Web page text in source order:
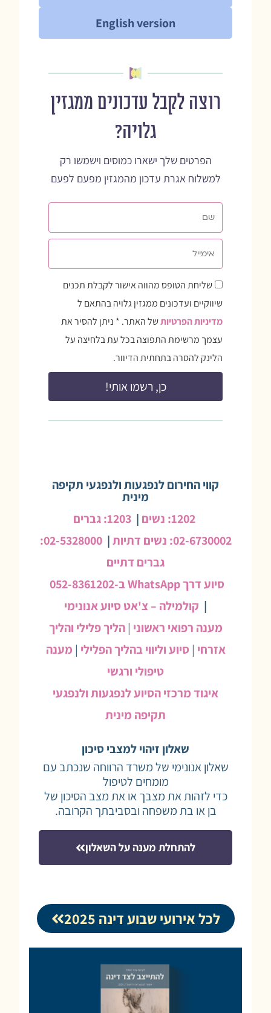
English version
רוצה לקבל עדכונים ממגזין
גלויה?
הפרטים שלך ישארו כמוסים וישמשו רק
למשלוח אגרת עדכון מהמגזין מפעם לפעם
שדהשליחת הטופס מהווה אישור לקבלת תכנים
שיווקיים ועדכונים ממגזין גלויה בהתאם ל
מדיניות הפרטיותשל האתר. * ניתן להסיר את
עצמך מרשימת התפוצה בכל עת בלחיצה על
הלינק להסרה בתחתית הדיוור.
כן, רשמו אותי!
קווי החירום לנפגעות ולנפגעי תקיפה
מינית
|
02-6730002: נשים דתיות
|
02-5328000:
גברים דתיים
סיוע דרך WhatsApp ב-052-8361202
| קולמילה – צ'אט סיוע אנונימי
מענה רפואי ראשוני |הליך פלילי והליך
אזרחי | סיוע וליווי בהליך הפלילי | מענה
טיפולי ורגשי
איגוד מרכזי הסיוע לנפגעות ולנפגעי
תקיפה מינית
שאלון זיהוי למצבי סיכון
שאלון אנונימי של משרד הרווחה שנכתב עם
מומחים לטיפול
כדי לזהות את מצבך או את מצב הסיכון של
בן או בת משפחה ובסביבתך הקרובה.
להתחלת מענה על השאלון
לכל אירועי שבוע דינה 2025